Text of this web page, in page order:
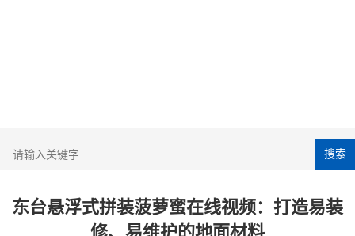
搜索
东台悬浮式拼装菠萝蜜在线视频：打造易装
修、易维护的地面材料